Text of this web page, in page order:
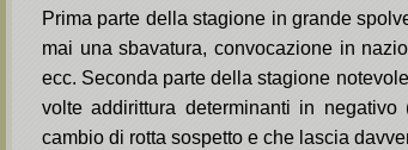
Prima parte della stagione in grande
mai una sbavatura, convocazione in
ecc. Seconda parte della stagione
volte addirittura determinanti in
cambio di rotta sospetto e che lascia